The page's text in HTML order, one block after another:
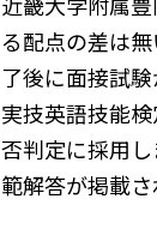
る配点の差は
了後に面接試
実技英語技能
否判定に採用
範解答が掲載